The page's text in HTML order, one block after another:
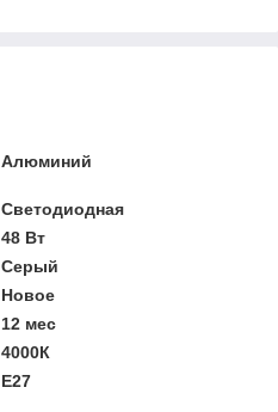
Алюминий
Светодиодная
48 Вт
Серый
Новое
12 мес
4000К
E27